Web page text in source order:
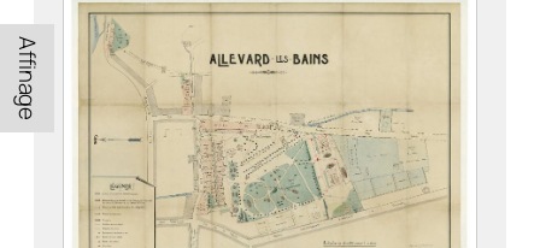
Affinage